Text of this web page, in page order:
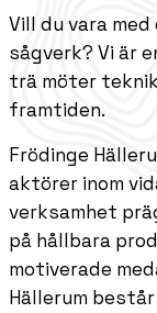
Vill du vara
sågverk? Vi är
trä möter
framtiden.
Frödinge
aktörer inom
verksamhet
på hållbara
motiverade
Hällerum